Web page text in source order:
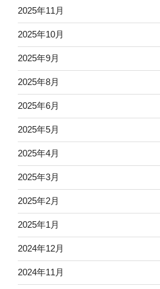
2025年11月
2025年10月
2025年9月
2025年8月
2025年6月
2025年5月
2025年4月
2025年3月
2025年2月
2025年1月
2024年12月
2024年11月